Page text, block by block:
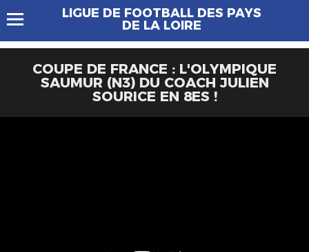
LIGUE DE FOOTBALL DES PAYS
DE LA LOIRE
COUPE DE FRANCE : L'OLYMPIQUE
SAUMUR (N3) DU COACH JULIEN
SOURICE EN 8ES !